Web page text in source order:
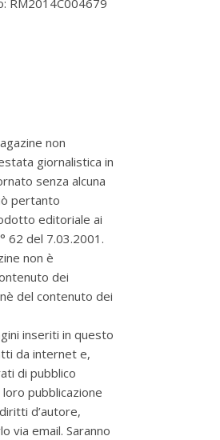
non
giornalistica in
senza alcuna
pertanto
editoriale ai
62 del 7.03.2001.
non è
dei
del contenuto dei
inseriti in questo
da internet e,
di pubblico
pubblicazione
d’autore,
via email. Saranno